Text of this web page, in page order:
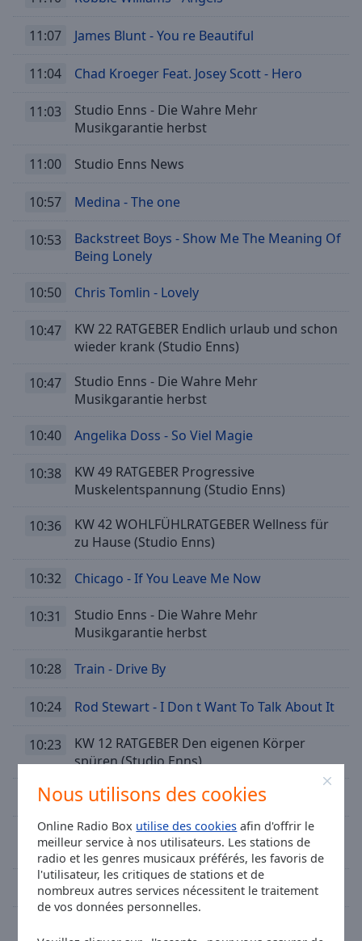
Nous utilisons des cookies
Online Radio Box utilise des cookies afin d'offrir le
meilleur service à nos utilisateurs. Les stations de
radio et les genres musicaux préférés, les favoris de
l'utilisateur, les critiques de stations et de
nombreux autres services nécessitent le traitement
de vos données personnelles.
11:07 James Blunt - You re Beautiful
11:04 Chad Kroeger Feat. Josey Scott - Hero
11:03
Studio Enns - Die Wahre Mehr
Musikgarantie herbst
11:00 Studio Enns News
10:57 Medina - The one
10:53
Backstreet Boys - Show Me The Meaning Of
Being Lonely
10:50 Chris Tomlin - Lovely
10:47
KW 22 RATGEBER Endlich urlaub und schon
wieder krank (Studio Enns)
10:47
Studio Enns - Die Wahre Mehr
Musikgarantie herbst
10:40 Angelika Doss - So Viel Magie
10:38
KW 49 RATGEBER Progressive
Muskelentspannung (Studio Enns)
10:36
KW 42 WOHLFÜHLRATGEBER Wellness für
zu Hause (Studio Enns)
10:32 Chicago - If You Leave Me Now
10:31
Studio Enns - Die Wahre Mehr
Musikgarantie herbst
10:28 Train - Drive By
10:24 Rod Stewart - I Don t Want To Talk About It
10:23
KW 12 RATGEBER Den eigenen Körper
spüren (Studio Enns)
10:19 Randy Crawford - Almaz
10:18
Studio Enns - Die Wahre Mehr
Musikgarantie Mittag
10:14 Alanis Morissette - Receive